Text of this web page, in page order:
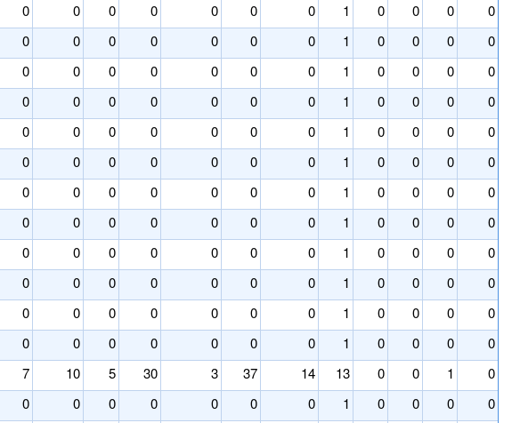
0 0 0 0 0 0 0 1 0 0 0 0
0 0 0 0 0 0 0 1 0 0 0 0
0 0 0 0 0 0 0 1 0 0 0 0
0 0 0 0 0 0 0 1 0 0 0 0
0 0 0 0 0 0 0 1 0 0 0 0
0 0 0 0 0 0 0 1 0 0 0 0
0 0 0 0 0 0 0 1 0 0 0 0
0 0 0 0 0 0 0 1 0 0 0 0
0 0 0 0 0 0 0 1 0 0 0 0
0 0 0 0 0 0 0 1 0 0 0 0
0 0 0 0 0 0 0 1 0 0 0 0
0 0 0 0 0 0 0 1 0 0 0 0
7 10 5 30 3 37 14 13 0 0 1 0
0 0 0 0 0 0 0 1 0 0 0 0